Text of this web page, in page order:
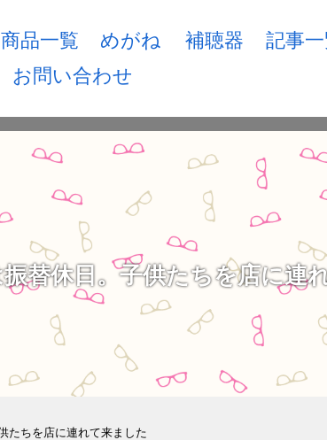
商品一覧 めがね 補聴器
記事
お問い合わせ
振替休日。子供たちを店に連
たちを店に連れて来ました